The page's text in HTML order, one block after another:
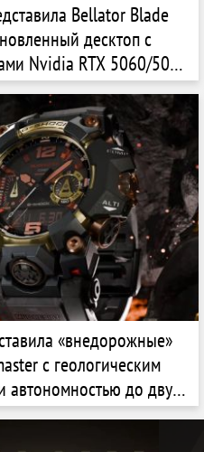
Bellator Blade
десктоп с
Nvidia RTX 5060/5060
Intel Core Ultra 5
ценой
«внедорожные»
с геологическим
автономностью до двух